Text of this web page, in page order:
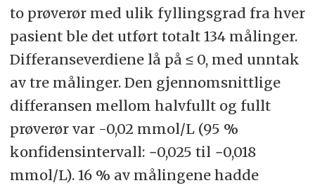
to prøverør med ulik fyllingsgrad fra hver
pasient ble det utført totalt 134 målinger.
Differanseverdiene lå på ≤ 0, med unntak
av tre målinger. Den gjennomsnittlige
differansen mellom halvfullt og fullt
prøverør var -0,02 mmol/L (95 %
konfidensintervall: −0,025 til −0,018
mmol/L). 16 % av målingene hadde